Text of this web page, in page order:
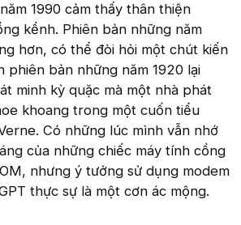
1990 cảm thấy thân thiện
kềnh. Phiên bản những năm
hơn, có thể đòi hỏi một chút kiến
phiên bản những năm 1920 lại
minh kỳ quặc mà một nhà phát
khoang trong một cuốn tiểu
Có những lúc mình vẫn nhớ
của những chiếc máy tính cồng
nhưng ý tưởng sử dụng modem
thực sự là một cơn ác mộng.